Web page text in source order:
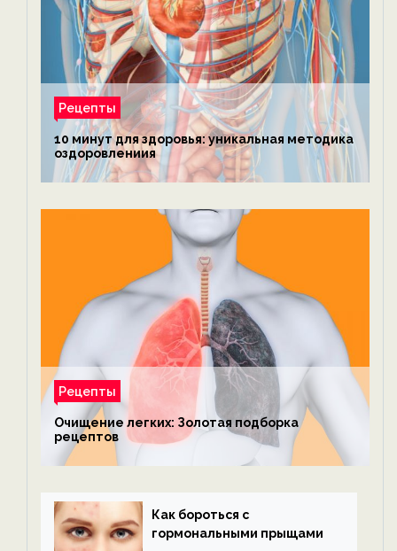
Рецепты
10 минут для здоровья: уникальная методика
оздоровлениия
Рецепты
Очищение легких: Золотая подборка
рецептов
Как бороться с
гормональными прыщами